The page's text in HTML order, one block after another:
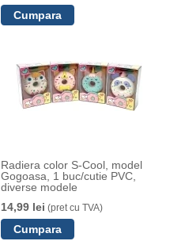
Radiera color S-Cool, model
Gogoasa, 1 buc/cutie PVC,
diverse modele
14,99 lei (pret cu TVA)